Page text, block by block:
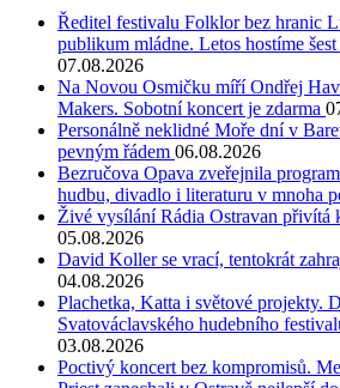
Ředitel festivalu Folklor bez hranic
publikum mládne. Letos hostíme
07.08.2026
Na Novou Osmičku míří Ondřej
Makers. Sobotní koncert je zdarma
Personálně neklidné Moře dní v
pevným řádem 06.08.2026
Bezručova Opava zveřejnila
hudbu, divadlo i literaturu v mnoha
Živé vysílání Rádia Ostravan přivítá
05.08.2026
David Koller se vrací, tentokrát
04.08.2026
Plachetka, Katta i světové projekty.
Svatováclavského hudebního
03.08.2026
Poctivý koncert bez kompromisů.